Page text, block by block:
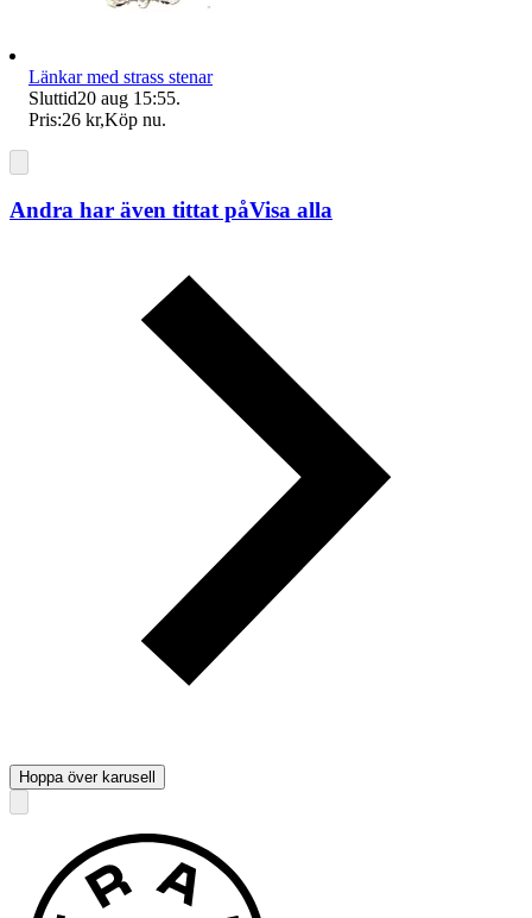
Länkar med strass stenar
Sluttid20 aug 15:55.
Pris:26 kr,Köp nu.
Andra har även tittat påVisa alla
Hoppa över karusell